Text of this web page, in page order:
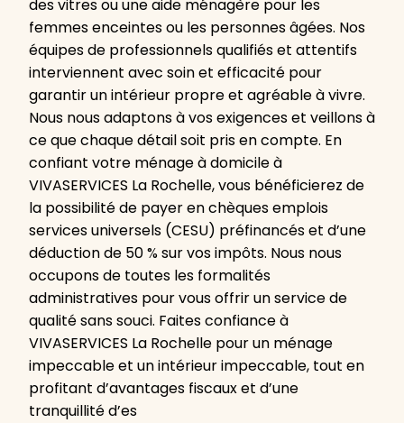
des vitres ou une aide ménagère pour les
femmes enceintes ou les personnes âgées. Nos
équipes de professionnels qualifiés et attentifs
interviennent avec soin et efficacité pour
garantir un intérieur propre et agréable à vivre.
Nous nous adaptons à vos exigences et veillons à
ce que chaque détail soit pris en compte. En
confiant votre ménage à domicile à
VIVASERVICES La Rochelle, vous bénéficierez de
la possibilité de payer en chèques emplois
services universels (CESU) préfinancés et d’une
déduction de 50 % sur vos impôts. Nous nous
occupons de toutes les formalités
administratives pour vous offrir un service de
qualité sans souci. Faites confiance à
VIVASERVICES La Rochelle pour un ménage
impeccable et un intérieur impeccable, tout en
profitant d’avantages fiscaux et d’une
tranquillité d’es